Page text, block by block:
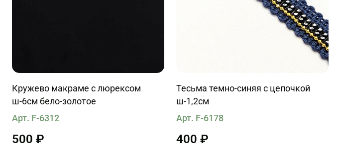
Кружево макраме с люрексом
ш-6см бело-золотое
Арт. F-6312
500 ₽
Тесьма темно-синяя с цепочкой
ш-1,2см
Арт. F-6178
400 ₽